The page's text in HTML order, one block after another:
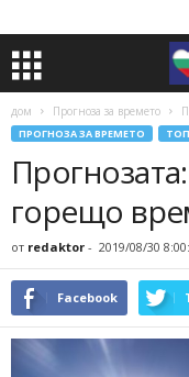
дом Прогноза за времето
ПРОГНОЗА ЗА ВРЕМЕТО ТОП
горещо
от redaktor - 2019/08/30
Facebook